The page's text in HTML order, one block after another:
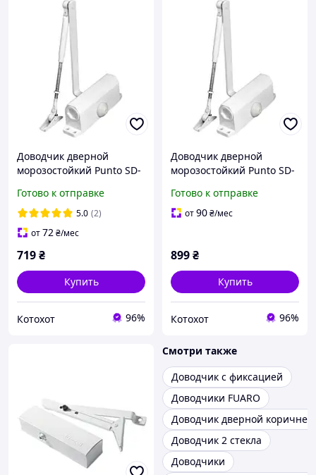
Доводчик дверной
морозостойкий Punto SD-
Готово к отправке
5.0 (2)
от72₴/мес
719₴
Купить
Котохот 96%
Доводчик дверной
морозостойкий Punto SD-
Готово к отправке
от90₴/мес
899₴
Купить
Котохот 96%
Смотри также
Доводчик с фиксацией
Доводчики FUARO
Доводчик дверной
Доводчик 2 стекла
Доводчики